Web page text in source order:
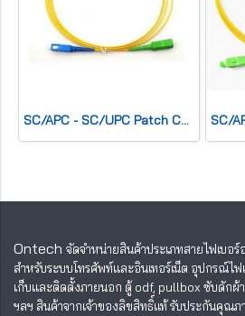
SC/APC - SC/UPC Patch Cord, Simplex(SM) 2.0mm, G.657A2 LSZH
Ontech จัดจำหน่ายสินค้าประเภทสายไฟเบอ
สำหรับระบบโทรศัพท์และอินเทอร์เน็ต อุปกรณ์ไ
เก็บและติดตั้งภายนอก ตู้ odf, pullbox ซับดัก
ฯลฯ สินค้าจากเจ้าของลิขสิทธิ์แท้ รับประกันคุณภ